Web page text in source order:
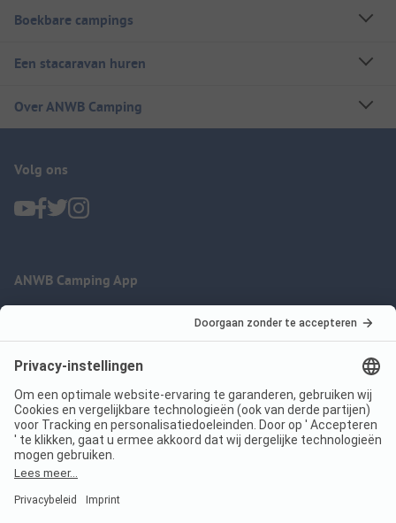
Boekbare campings
Een stacaravan huren
Over ANWB Camping
Volg ons
ANWB Camping App
Imprint
Jouw privacy
Voorwaarden
Wet digitale diensten